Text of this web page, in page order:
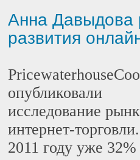
Анна Давыдова
развития
опубликовали
исследование
интернет-
2011 году уже 32%